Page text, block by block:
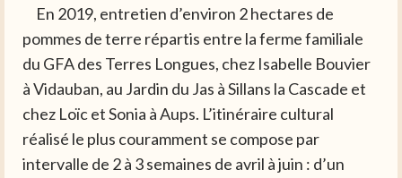
En 2019, entretien d’environ 2 hectares de
pommes de terre répartis entre la ferme familiale
du GFA des Terres Longues, chez Isabelle Bouvier
à Vidauban, au Jardin du Jas à Sillans la Cascade et
chez Loïc et Sonia à Aups. L’itinéraire cultural
réalisé le plus couramment se compose par
intervalle de 2 à 3 semaines de avril à juin : d’un